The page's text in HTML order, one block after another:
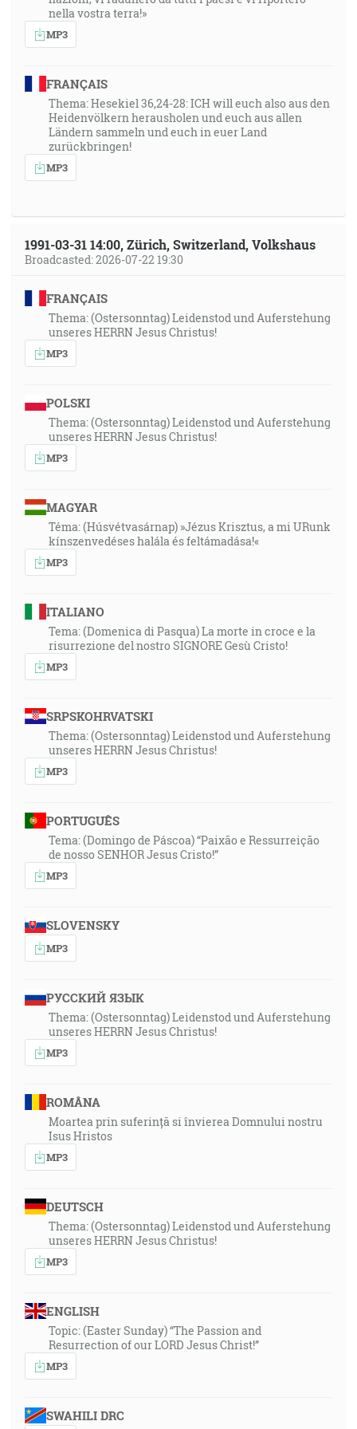
1:06:51
A Hospodin Bôh vysadil zahradu čiže raj v Édene, od
2:8]
1:07:36
A Ježiš mu povedal: Ameň ti hovorím, dnes budeš so
mnou v raji. [Lk 23:43]
nella vostra terra!»
MP3
FRANÇAIS
Thema: Hesekiel 36,24-28: ICH will euch also aus den
Heidenvölkern herausholen und euch aus allen
Ländern sammeln und euch in euer Land
zurückbringen!
MP3
1991-03-31 14:00, Zürich, Switzerland, Volkshaus
Broadcasted: 2026-07-22 19:30
FRANÇAIS
Thema: (Ostersonntag) Leidenstod und Auferstehung
unseres HERRN Jesus Christus!
MP3
POLSKI
Thema: (Ostersonntag) Leidenstod und Auferstehung
unseres HERRN Jesus Christus!
MP3
MAGYAR
Téma: (Húsvétvasárnap) »Jézus Krisztus, a mi URunk
kínszenvedéses halála és feltámadása!«
MP3
ITALIANO
Tema: (Domenica di Pasqua) La morte in croce e la
risurrezione del nostro SIGNORE Gesù Cristo!
MP3
SRPSKOHRVATSKI
Thema: (Ostersonntag) Leidenstod und Auferstehung
unseres HERRN Jesus Christus!
MP3
PORTUGUÊS
Tema: (Domingo de Páscoa) “Paixão e Ressurreição
de nosso SENHOR Jesus Cristo!”
MP3
SLOVENSKY
MP3
РУССКИЙ ЯЗЫК
Thema: (Ostersonntag) Leidenstod und Auferstehung
unseres HERRN Jesus Christus!
MP3
ROMÂNA
Moartea prin suferință si învierea Domnului nostru
Isus Hristos
MP3
DEUTSCH
Thema: (Ostersonntag) Leidenstod und Auferstehung
unseres HERRN Jesus Christus!
MP3
ENGLISH
Topic: (Easter Sunday) “The Passion and
Resurrection of our LORD Jesus Christ!”
MP3
SWAHILI DRC